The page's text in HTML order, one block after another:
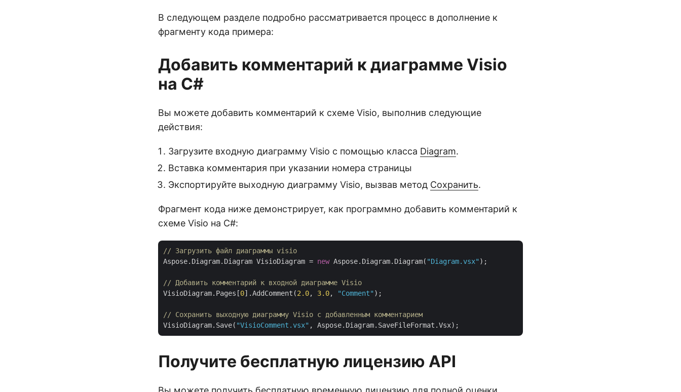
В следующем разделе подробно рассматривается процесс в дополнение к
фрагменту кода примера:
Добавить комментарий к диаграмме Visio
на C#
Вы можете добавить комментарий к схеме Visio, выполнив следующие
действия:
Загрузите входную диаграмму Visio с помощью класса Diagram.
Вставка комментария при указании номера страницы
Экспортируйте выходную диаграмму Visio, вызвав метод Сохранить.
Фрагмент кода ниже демонстрирует, как программно добавить комментарий к
схеме Visio на C#:
// Загрузить файл диаграммы visio
Aspose.Diagram.Diagram VisioDiagram = new Aspose.Diagram.Diagram( "Diagram.vsx" );
// Добавить комментарий к входной диаграмме Visio
VisioDiagram.Pages[0].AddComment(2.0, 3.0, "Comment" );
// Сохранить выходную диаграмму Visio с добавленным комментарием
VisioDiagram.Save( "VisioComment.vsx"
Получите бесплатную лицензию API